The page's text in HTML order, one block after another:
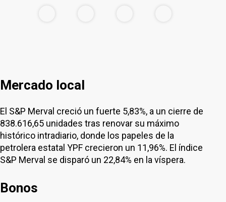
Mercado local
El S&P Merval creció un fuerte 5,83%, a un cierre de
838.616,65 unidades tras renovar su máximo
histórico intradiario, donde los papeles de la
petrolera estatal YPF crecieron un 11,96%. El índice
S&P Merval se disparó un 22,84% en la víspera.
Bonos